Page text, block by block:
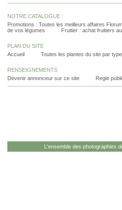
NOTRE CATALOGUE :
Promotions : Toutes les meilleurs affaires
de vos légumes
Fruitier : achat fruitiers
PLAN DU SITE
Accueil
Toutes les plantes du site par type
RENSEIGNEMENTS
Devenir annonceur sur ce site
Regie
L'ensemble des photographies